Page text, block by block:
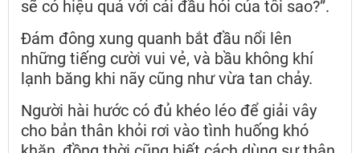
sẽ có hiệu quả với cái đầu hói của tôi sao?”.
Đám đông xung quanh bắt đầu nổi lên
những tiếng cười vui vẻ, và bầu không khí
lạnh băng khi nãy cũng như vừa tan chảy.
Người hài hước có đủ khéo léo để giải vây
cho bản thân khỏi rơi vào tình huống khó